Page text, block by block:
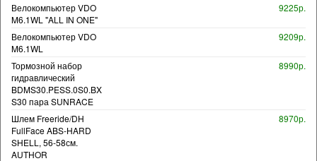
Велокомпьютер VDO
M6.1WL "ALL IN ONE"
9225р.
Велокомпьютер VDO
M6.1WL
9209р.
Тормозной набор
гидравлический
BDMS30.PESS.0S0.BX
S30 пара SUNRACE
8990р.
Шлем Freeride/DH
FullFace ABS-HARD
SHELL, 56-58см.
AUTHOR
8970р.